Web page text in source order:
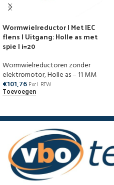
Wormwielreductor | Met IEC
flens | Uitgang: Holle as met
spie | i=20
Wormwielreductoren zonder
elektromotor,Holle as – 11 MM
€101,76 Excl. BTW
Toevoegen